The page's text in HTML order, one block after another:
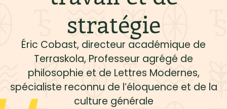
stratégie
Éric Cobast, directeur académique de
Terraskola, Professeur agrégé de
philosophie et de Lettres Modernes,
spécialiste reconnu de l’éloquence et de la
culture générale